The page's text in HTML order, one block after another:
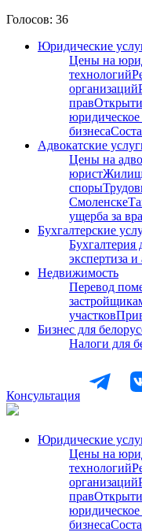
Голосов: 36
Юридические
Цены на
технологий
организаций
прав
бизнеса
Адвокатские
Цены на
юрист
споры
Смоленске
ущерба за
Бухгалтерские
Бухгалтерия
экспертиза
Недвижимость
Перевод
участков
Бизнес для
Налоги для
Консультация
Юридические
Цены на
технологий
организаций
прав
бизнеса